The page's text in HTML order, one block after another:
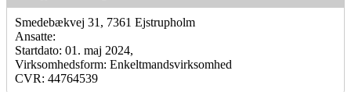
Smedebækvej 31, 7361 Ejstrupholm
Ansatte:
Startdato: 01. maj 2024,
Virksomhedsform: Enkeltmandsvirksomhed
CVR: 44764539